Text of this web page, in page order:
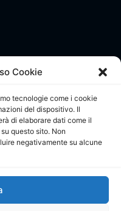
Cookie
tecnologie come i cookie
del dispositivo. Il
di elaborare dati come il
questo sito. Non
negativamente su alcune